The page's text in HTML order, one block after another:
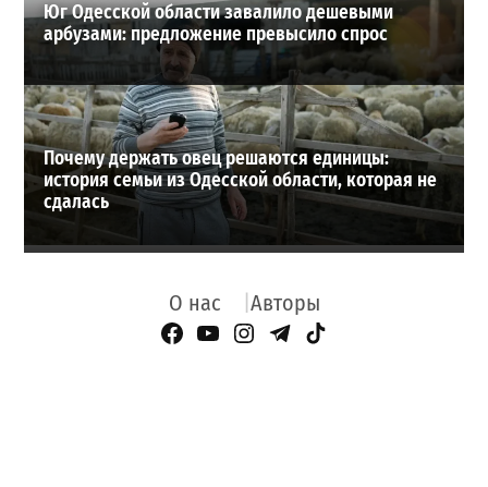
Юг Одесской области завалило дешевыми
арбузами: предложение превысило спрос
Почему держать овец решаются единицы:
история семьи из Одесской области, которая не
сдалась
О нас Авторы
Facebook Page
YouTube
Instagram
Telegram
TikTok